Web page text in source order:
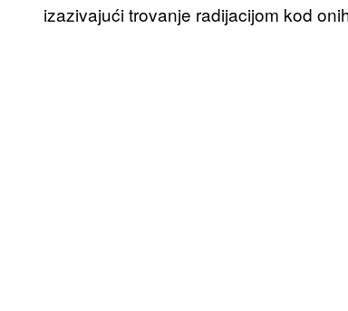
izazivajući trovanje radijacijom kod